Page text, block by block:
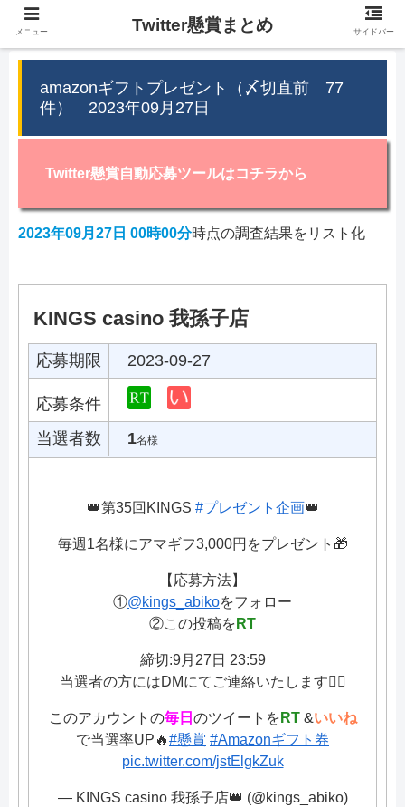
amazonギフトプレゼント（〆切直前 77
件） 2023年09月27日
Twitter懸賞自動応募ツールはコチラから
2023年09月27日 00時00分時点の調査結果をリスト化
KINGS casino 我孫子店
応募期限 2023-09-27
応募条件
当選者数
1名様
👑第35回KINGS #プレゼント企画👑
毎週1名様にアマギフ3,000円をプレゼント🎁
【応募方法】
①@kings_abikoをフォロー
②この投稿を RT
締切:9月27日 23:59
当選者の方にはDMにてご連絡いたします🙆‍♀️
このアカウントの毎日 のツイートを RT&いいね
で当選率UP🔥#懸賞 #Amazonギフト券
pic.twitter.com/jstElgkZuk
— KINGS casino 我孫子店👑 (@kings_abiko)
メニュー Twitter懸賞まとめ サイドバー